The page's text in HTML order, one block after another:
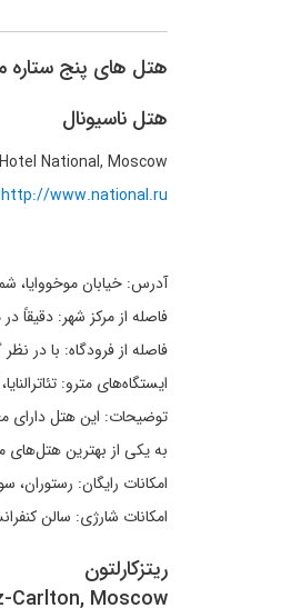
هتل های پنج ستاره
هتل ناسیونال
Hotel National, Moscow
http://www.national.ru
آدرس: خیابان موخووایا، شماره
فاصله از مرکز شهر:
فاصله از فرودگاه: با در
ایستگاه‌های مترو:
به یکی از بهترین
امکانات رایگان: رستوران،
امکانات شارژی: سالن
ریتزکارلتون
Carlton, Moscow